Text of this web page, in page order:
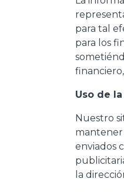
para tal
para los
Uso de
Nuestro
mantener
enviados
la